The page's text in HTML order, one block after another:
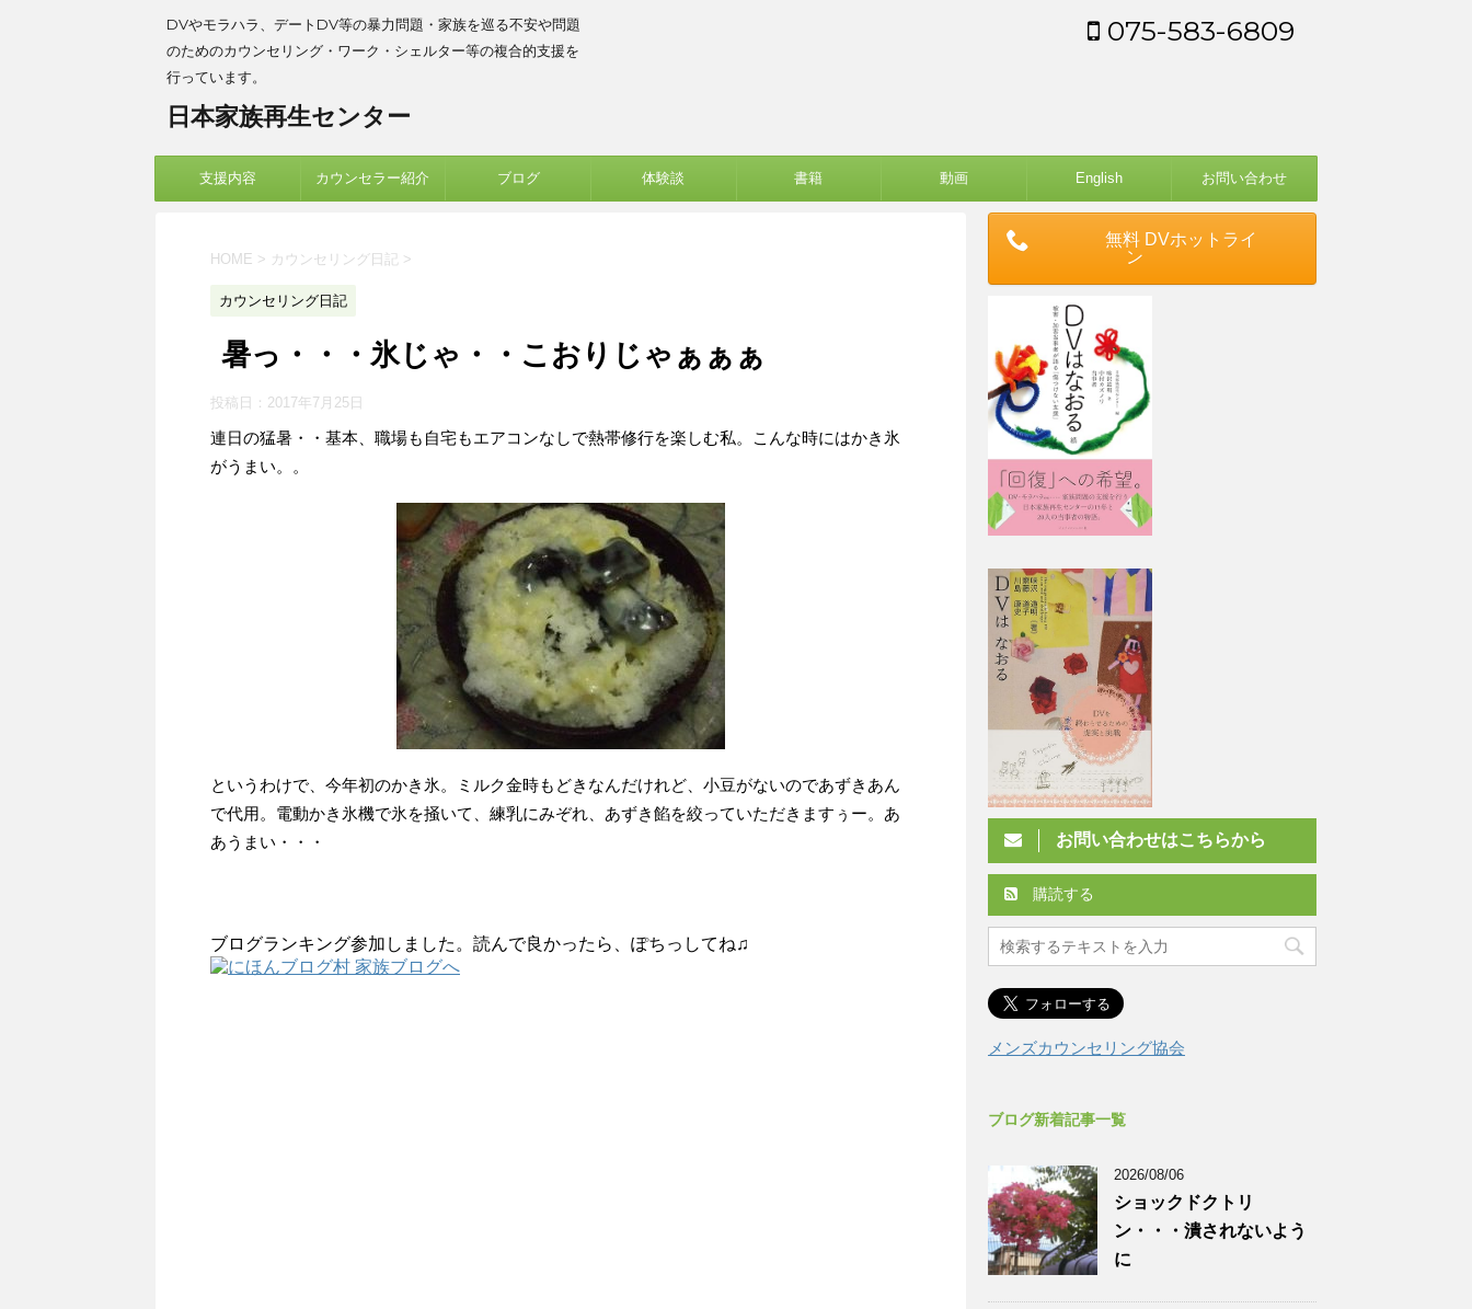
DVやモラハラ、デートDV等の暴力問題・家族を巡る不安や問題
のためのカウンセリング・ワーク・シェルター等の複合的支援を
行っています。
日本家族再生センター
075-583-6809
支援内容 カウンセラー紹介 ブログ 体験談 書籍 動画 English お問い合わせ
HOME > カウンセリング日記 >
カウンセリング日記
暑っ・・・氷じゃ・・こおりじゃぁぁぁ
投稿日： 2017年7月25日
連日の猛暑・・基本、職場も自宅もエアコンなしで熱帯修行を楽しむ私。こんな時にはかき氷
がうまい。。
というわけで、今年初のかき氷。ミルク金時もどきなんだけれど、小豆がないのであずきあん
で代用。電動かき氷機で氷を掻いて、練乳にみぞれ、あずき餡を絞っていただきますぅー。あ
あうまい・・・
ブログランキング参加しました。読んで良かったら、ぽちっしてね♫
無料 DVホットライ
ン
お問い合わせはこちらから
購読する
メンズカウンセリング協会
ブログ新着記事一覧
2026/08/06
ショックドクトリ
ン・・・潰されないよう
に